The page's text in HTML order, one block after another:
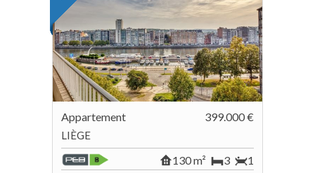
Appartement 399.000 €
LIÈGE
1
3
130 m²